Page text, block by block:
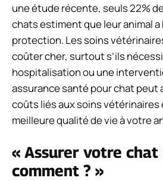
une étude récente, seuls 22%
chats estiment que leur animal a
protection. Les soins
coûter cher, surtout s’ils
hospitalisation ou une
assurance santé pour chat peut
coûts liés aux soins vétérinaires
meilleure qualité de vie à votre
« Assurer votre
comment ? »